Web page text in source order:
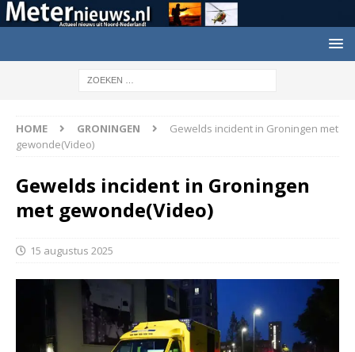
HOME GRONINGEN
Gewelds incident in Groningen met
gewonde(Video)
Gewelds incident in Groningen
met gewonde(Video)
15 augustus 2025